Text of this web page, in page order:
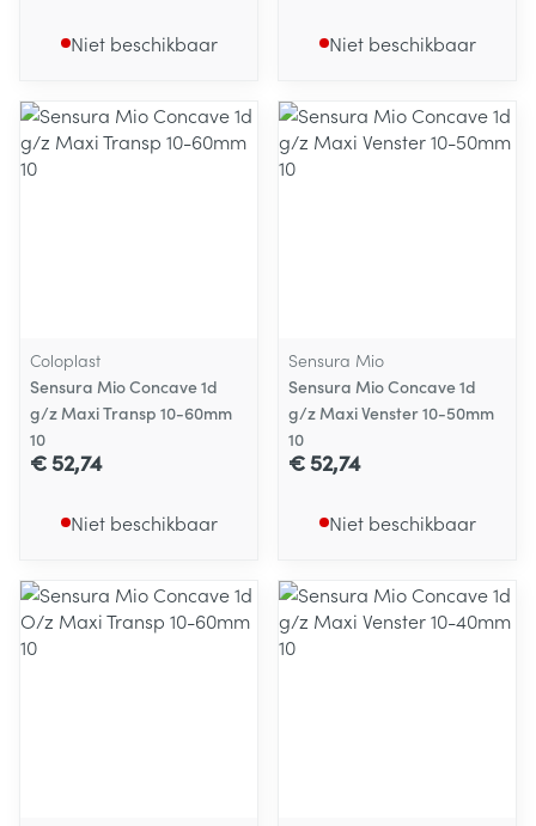
Niet beschikbaar Niet beschikbaar
Coloplast
Sensura Mio Concave 1d
g/z Maxi Transp 10-60mm
10
€ 52,74
Niet beschikbaar
Sensura Mio
Sensura Mio Concave 1d
g/z Maxi Venster 10-50mm
10
€ 52,74
Niet beschikbaar